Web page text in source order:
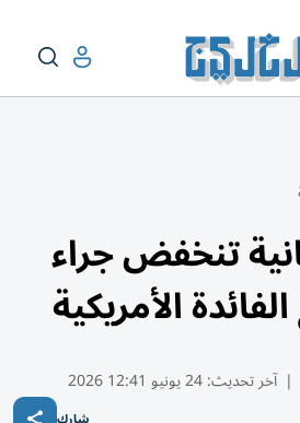
تنخفض جراء
الأمريكية
| آخر تحديث:24 يونيو 12:41 2026